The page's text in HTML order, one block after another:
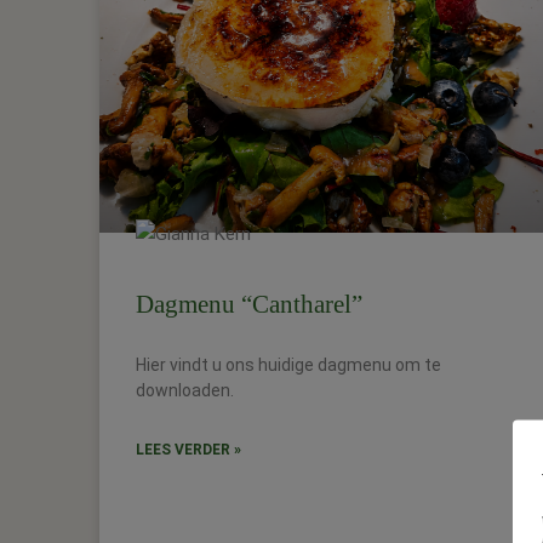
Dagmenu “Cantharel”
Hier vindt u ons huidige dagmenu om te
downloaden.
LEES VERDER »